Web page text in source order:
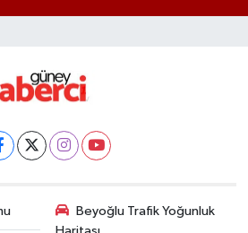
Beyoğlu Trafik Yoğunluk